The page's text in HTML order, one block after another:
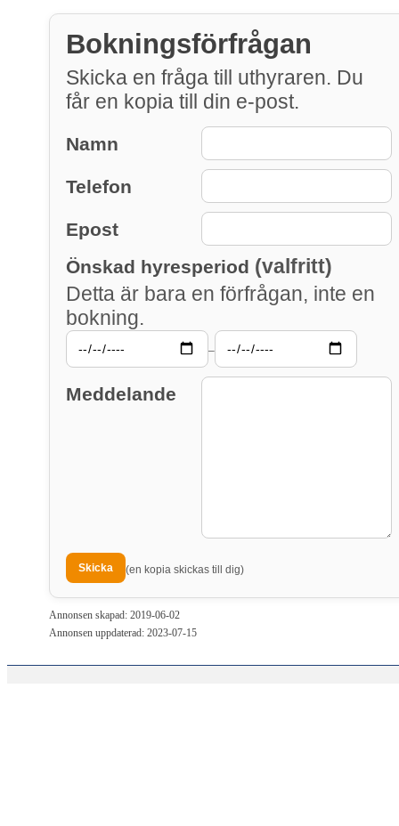
Bokningsförfrågan
Skicka en fråga till uthyraren. Du
får en kopia till din e-post.
Namn
Telefon
Epost
Önskad hyresperiod (valfritt)
Detta är bara en förfrågan, inte en
bokning.
–
Meddelande
(en kopia skickas till dig)
Annonsen skapad: 2019-06-02
Annonsen uppdaterad: 2023-07-15